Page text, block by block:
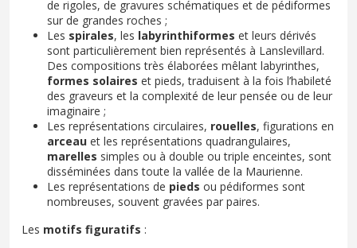
de rigoles, de gravures schématiques et de pédiformes
sur de grandes roches ;
Les spirales, les labyrinthiformes et leurs dérivés
sont particulièrement bien représentés à Lanslevillard.
Des compositions très élaborées mêlant labyrinthes,
formes solaires et pieds, traduisent à la fois l’habileté
des graveurs et la complexité de leur pensée ou de leur
imaginaire ;
Les représentations circulaires, rouelles, figurations en
arceau et les représentations quadrangulaires,
marelles simples ou à double ou triple enceintes, sont
disséminées dans toute la vallée de la Maurienne.
Les représentations de pieds ou pédiformes sont
nombreuses, souvent gravées par paires.
Les motifs figuratifs :